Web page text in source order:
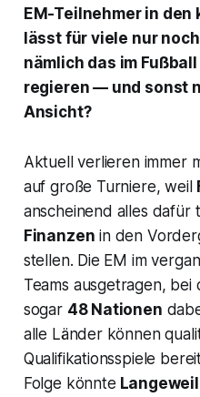
EM-Teilnehmer in den
lässt für viele nur
nämlich das im
regieren — und sonst
Ansicht?
Aktuell verlieren immer
auf große Turniere, weil
anscheinend alles dafür
Finanzen in den
stellen. Die EM im
Teams ausgetragen,
sogar 48 Nationen
alle Länder können
Qualifikationsspiele
Folge könnte